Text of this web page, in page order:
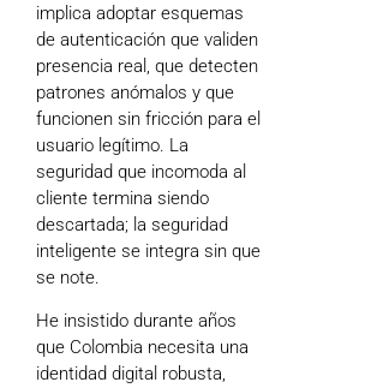
implica adoptar esquemas
de autenticación que validen
presencia real, que detecten
patrones anómalos y que
funcionen sin fricción para el
usuario legítimo. La
seguridad que incomoda al
cliente termina siendo
descartada; la seguridad
inteligente se integra sin que
se note.
He insistido durante años
que Colombia necesita una
identidad digital robusta,